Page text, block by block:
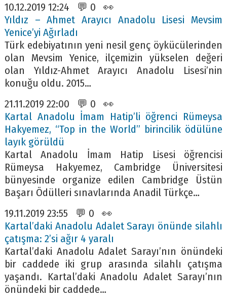
10.12.2019 12:24 💬 0 👀
Yıldız – Ahmet Arayıcı Anadolu Lisesi Mevsim
Yenice’yi Ağırladı
Türk edebiyatının yeni nesil genç öykücülerinden
olan Mevsim Yenice, ilçemizin yükselen değeri
olan Yıldız-Ahmet Arayıcı Anadolu Lisesi’nin
konuğu oldu. 2015…
21.11.2019 22:00 💬 0 👀
Kartal Anadolu İmam Hatip’li öğrenci Rümeysa
Hakyemez, “Top in the World” birincilik ödülüne
layık görüldü
Kartal Anadolu İmam Hatip Lisesi öğrencisi
Rümeysa Hakyemez, Cambridge Üniversitesi
bünyesinde organize edilen Cambridge Üstün
Başarı Ödülleri sınavlarında Anadil Türkçe…
19.11.2019 23:55 💬 0 👀
Kartal’daki Anadolu Adalet Sarayı önünde silahlı
çatışma: 2’si ağır 4 yaralı
Kartal’daki Anadolu Adalet Sarayı’nın önündeki
bir caddede iki grup arasında silahlı çatışma
yaşandı. Kartal’daki Anadolu Adalet Sarayı’nın
önündeki bir caddede…